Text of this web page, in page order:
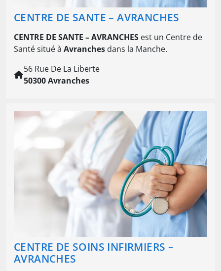
CENTRE DE SANTE – AVRANCHES
CENTRE DE SANTE – AVRANCHES est un Centre de
Santé situé à Avranches dans la Manche.
56 Rue De La Liberte
50300 Avranches
CENTRE DE SOINS INFIRMIERS –
AVRANCHES